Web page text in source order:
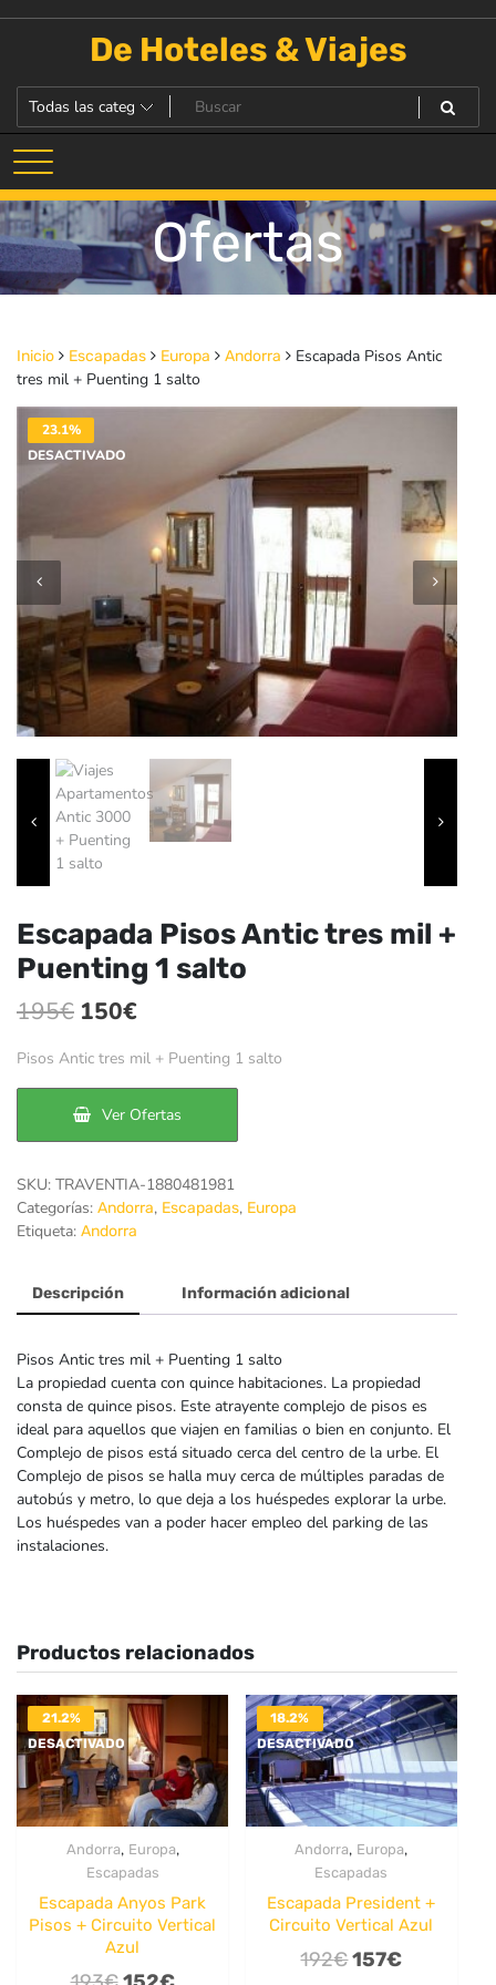
De Hoteles & Viajes
Ofertas
Inicio Escapadas Europa Andorra
Escapada Pisos Antic
tres mil + Puenting 1 salto
23.1%
DESACTIVADO
Escapada Pisos Antic tres mil +
Puenting 1 salto
195€ El
precio
era:
195€.
150€
precio
es:
150€.
Pisos Antic tres mil + Puenting 1 salto
Ver Ofertas
SKU: TRAVENTIA-1880481981
Categorías: Andorra, Escapadas, Europa
Etiqueta: Andorra
Descripción Información adicional
Pisos Antic tres mil + Puenting 1 salto
La propiedad cuenta con quince habitaciones. La propiedad
consta de quince pisos. Este atrayente complejo de pisos es
ideal para aquellos que viajen en familias o bien en conjunto. El
Complejo de pisos está situado cerca del centro de la urbe. El
Complejo de pisos se halla muy cerca de múltiples paradas de
autobús y metro, lo que deja a los huéspedes explorar la urbe.
Los huéspedes van a poder hacer empleo del parking de las
instalaciones.
Productos relacionados
21.2%
DESACTIVADO
Andorra, Europa,
Escapadas
Escapada Anyos Park
Pisos + Circuito Vertical
Azul
El El
18.2%
DESACTIVADO
Andorra, Europa,
Escapadas
Escapada President +
Circuito Vertical Azul
192€El
157€El